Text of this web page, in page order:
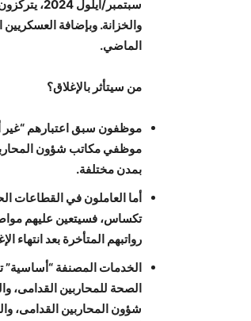
سبتمبر/
الماضي.
من سيتأثر بالإغلاق؟
موظفون سبق اعتبارهم “غير
موظفي مكاتب شؤون
بمدن مختلفة.
رواتبهم المتأخرة بعد انتهاء
الخدمات المصنفة “أساسية”
الصحة للمحاربين القدامى،
شؤون المحاربين القدامى،